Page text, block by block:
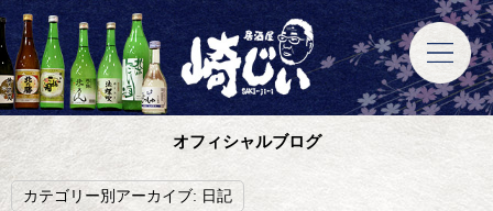
オフィシャルブログ
カテゴリー別アーカイブ: 日記